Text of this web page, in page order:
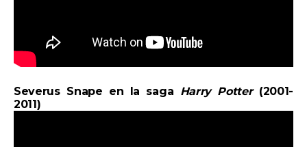
Severus Snape en la saga Harry Potter(2001-
2011)